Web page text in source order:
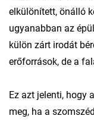
elkülönített, önálló
ugyanabban az
külön zárt irodát
erőforrások, de a
Ez azt jelenti, hogy
meg, ha a